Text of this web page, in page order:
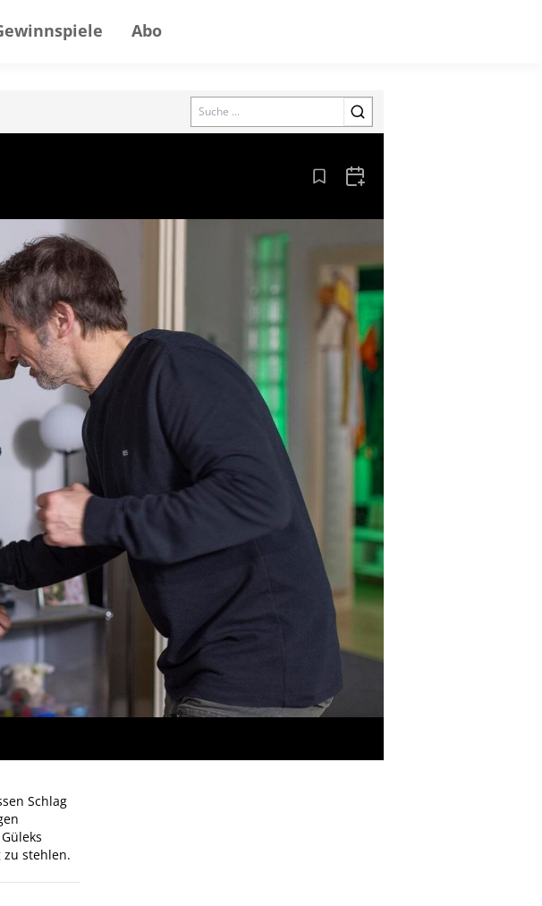
Abo
Search
Aus den Lesezeichen entfernen
Zum Kalender hinzufügen
Schlag
stehlen.